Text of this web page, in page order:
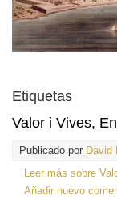
Etiquetas
Valor i Vives,
Publicado por David
Leer más sobre
Añadir nuevo